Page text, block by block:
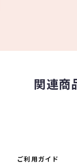
関連商
ご利用ガイド